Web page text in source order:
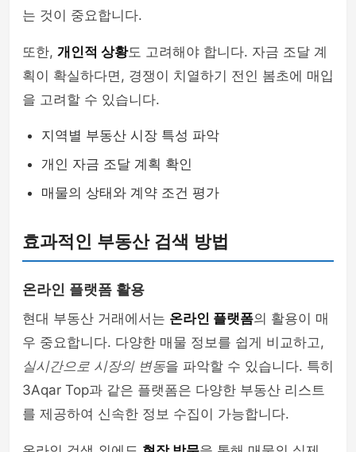
는 것이 중요합니다.
또한, 개인적 상황도 고려해야 합니다. 자금 조달 계
획이 확실하다면, 경쟁이 치열하기 전인 봄초에 매입
을 고려할 수 있습니다.
지역별 부동산 시장 특성 파악
개인 자금 조달 계획 확인
매물의 상태와 계약 조건 평가
효과적인 부동산 검색 방법
온라인 플랫폼 활용
현대 부동산 거래에서는 온라인 플랫폼의 활용이 매
우 중요합니다. 다양한 매물 정보를 쉽게 비교하고,
실시간으로 시장의 변동을 파악할 수 있습니다. 특히
3Aqar Top과 같은 플랫폼은 다양한 부동산 리스트
를 제공하여 신속한 정보 수집이 가능합니다.